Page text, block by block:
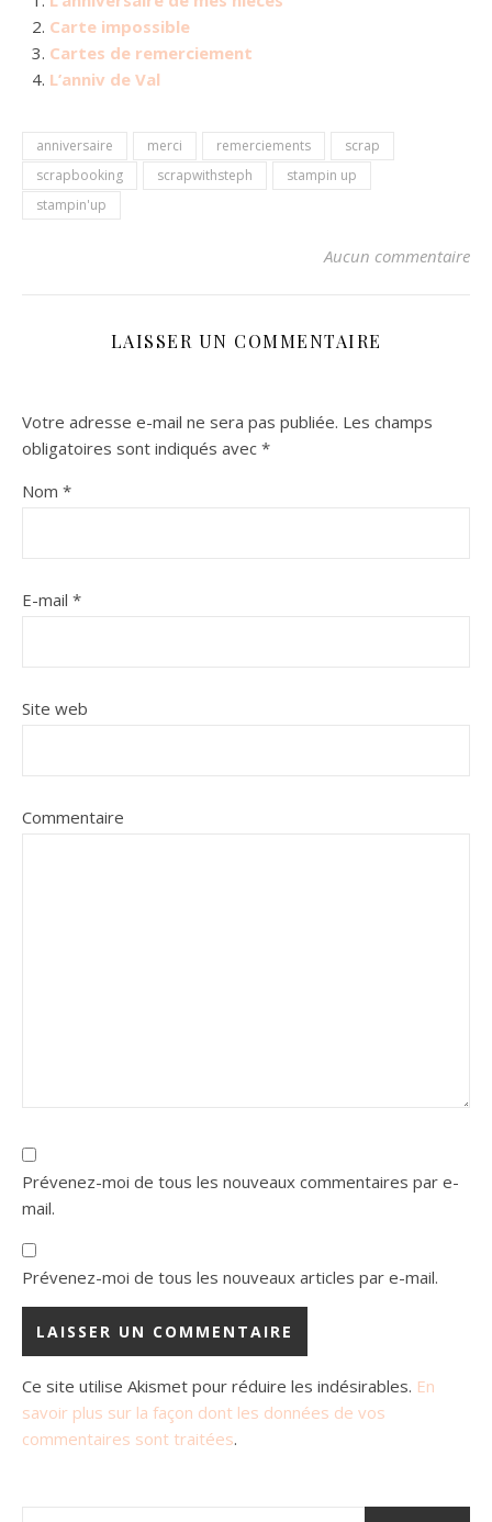
Carte impossible
Cartes de remerciement
L’anniv de Val
anniversaire merci remerciements
scrap
scrapbooking
scrapwithsteph
stampin up
stampin'up
Aucun commentaire
LAISSER UN COMMENTAIRE
Votre adresse e-mail ne sera pas publiée. Les champs
obligatoires sont indiqués avec *
Nom *
E-mail *
Site web
Commentaire
Prévenez-moi de tous les nouveaux commentaires par e-
mail.
Prévenez-moi de tous les nouveaux articles par e-mail.
Ce site utilise Akismet pour réduire les indésirables. En
savoir plus sur la façon dont les données de vos
commentaires sont traitées.